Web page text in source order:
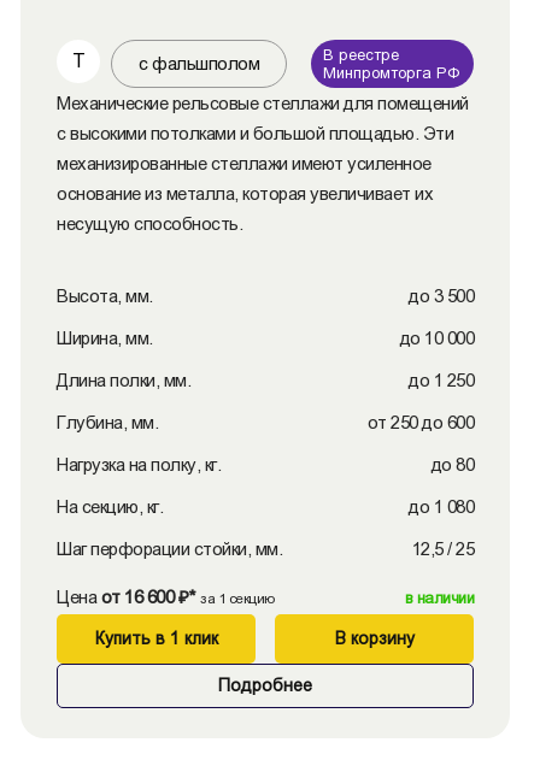
Т с фальшполом
В реестре
Минпромторга РФ
Механические рельсовые стеллажи для помещений
с высокими потолками и большой площадью. Эти
механизированные стеллажи имеют усиленное
основание из металла, которая увеличивает их
несущую способность.
Высота, мм. до 3 500
Ширина, мм. до 10 000
Длина полки, мм. до 1 250
Глубина, мм. от 250 до 600
Нагрузка на полку, кг. до 80
На секцию, кг. до 1 080
Шаг перфорации стойки, мм. 12,5 / 25
Цена от 16 600 ₽* за 1 секцию в наличии
Купить в 1 клик В корзину
Подробнее